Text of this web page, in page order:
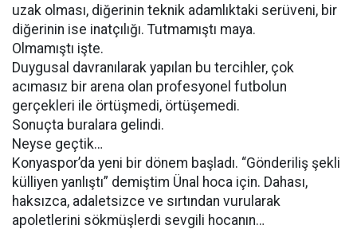
uzak olması, diğerinin teknik adamlıktaki serüveni, bir
diğerinin ise inatçılığı. Tutmamıştı maya.
Olmamıştı işte.
Duygusal davranılarak yapılan bu tercihler, çok
acımasız bir arena olan profesyonel futbolun
gerçekleri ile örtüşmedi, örtüşemedi.
Sonuçta buralara gelindi.
Neyse geçtik…
Konyaspor’da yeni bir dönem başladı. “Gönderiliş şekli
külliyen yanlıştı” demiştim Ünal hoca için. Dahası,
haksızca, adaletsizce ve sırtından vurularak
apoletlerini sökmüşlerdi sevgili hocanın…